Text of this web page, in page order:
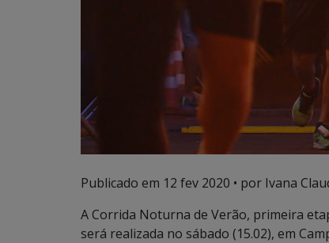
Publicado em 12 fev 2020 • por Ivana
A Corrida Noturna de Verão, primeira
será realizada no sábado (15.02), em